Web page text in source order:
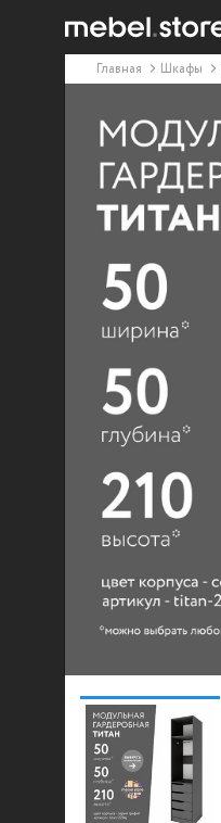
© 2021-2026 mebel.store
Главная Шкафы